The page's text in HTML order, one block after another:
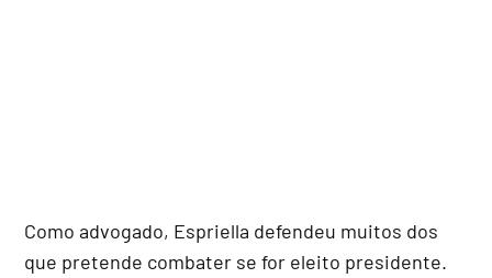
Como advogado, Espriella defendeu muitos dos
que pretende combater se for eleito presidente.